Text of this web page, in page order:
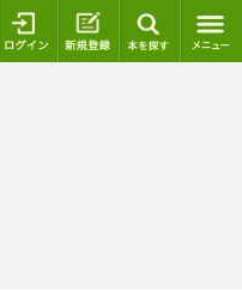
ログイン 新規登録